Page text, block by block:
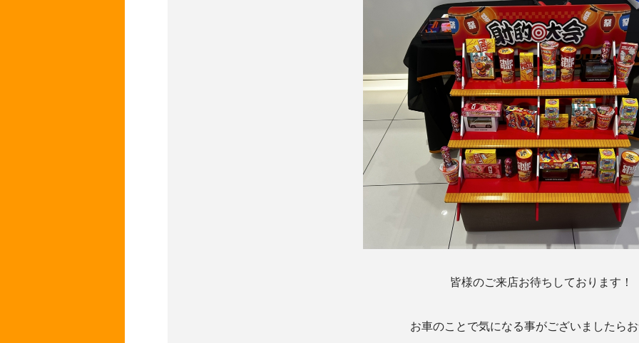
皆様のご来店お待ちしております！
お車のことで気になる事がございましたら